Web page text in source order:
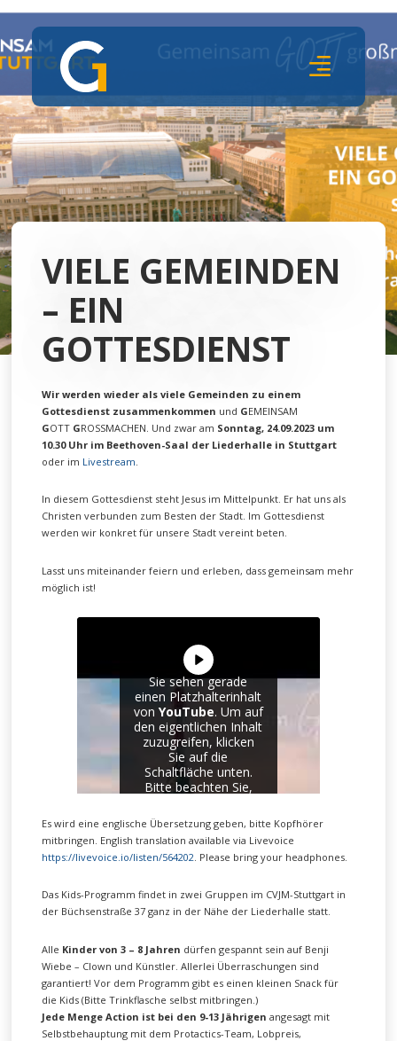
VIELE GEMEINDEN
– EIN
GOTTESDIENST
Wir werden wieder als viele Gemeinden zu einem
Gottesdienst zusammenkommen und GEMEINSAM
GOTT GROSSMACHEN. Und zwar am Sonntag, 24.09.2023 um
10.30 Uhr im Beethoven-Saal der Liederhalle in Stuttgart
oder im Livestream
In diesem Gottesdienst steht Jesus im Mittelpunkt. Er hat uns als
Christen verbunden zum Besten der Stadt. Im Gottesdienst
werden wir konkret für unsere Stadt vereint beten.
Lasst uns miteinander feiern und erleben, dass gemeinsam mehr
möglich ist!
Sie sehen gerade
einen Platzhalterinhalt
von YouTube. Um auf
den eigentlichen Inhalt
zuzugreifen, klicken
Sie auf die
Schaltfläche unten.
Bitte beachten Sie,
Drittanbieter
weitergegeben
werden.
Mehr Informationen
Inhalt
entsperren
Erforderlichen
Service
akzeptieren
und Inhalte
entsperren
Es wird eine englische Übersetzung geben, bitte Kopfhörer
mitbringen. English translation available via Livevoice
https://livevoice.io/listen/564202 . Please bring your headphones.
Das Kids-Programm findet in zwei Gruppen im CVJM-Stuttgart in
der Büchsenstraße 37 ganz in der Nähe der Liederhalle statt.
Alle Kinder von 3 – 8 Jahren dürfen gespannt sein auf Benji
Wiebe – Clown und Künstler. Allerlei Überraschungen sind
garantiert! Vor dem Programm gibt es einen kleinen Snack für
die Kids (Bitte Trinkflasche selbst mitbringen.)
Jede Menge Action ist bei den 9-13 Jährigen angesagt mit
Selbstbehauptung mit dem Protactics-Team, Lobpreis,